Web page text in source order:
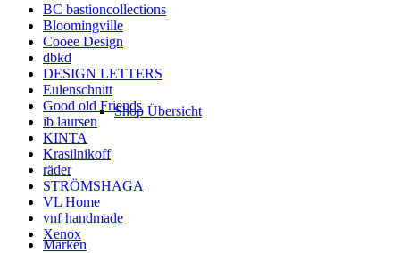
Shop Übersicht
Marken
BC bastioncollections
Bloomingville
Cooee Design
dbkd
DESIGN LETTERS
Eulenschnitt
Good old Friends
ib laursen
KINTA
Krasilnikoff
räder
STRÖMSHAGA
VL Home
vnf handmade
Xenox